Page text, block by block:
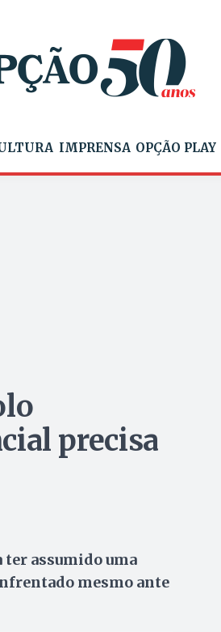
IMPRENSA OPÇÃO PLAY
precisa
ter assumido uma
mesmo ante